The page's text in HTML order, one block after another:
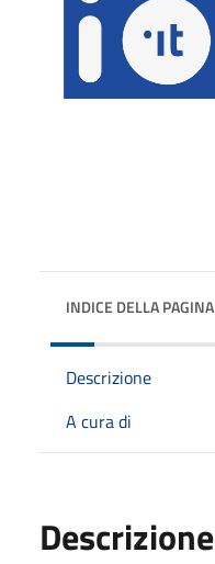
INDICE DELLA PAGINA
Descrizione
A cura di
Descrizione